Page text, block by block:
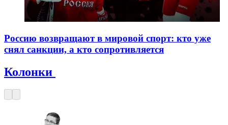
Россию возвращают в мировой спорт: кто уже
снял санкции, а кто сопротивляется
Колонки